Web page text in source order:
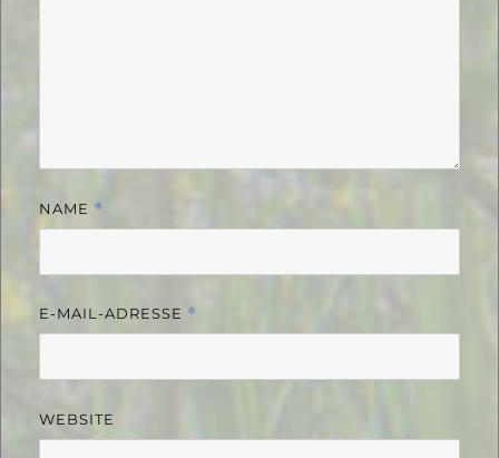
NAME *
E-MAIL-ADRESSE *
WEBSITE